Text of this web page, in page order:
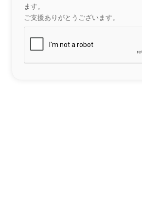
ます。
ご支援ありがとうございます。